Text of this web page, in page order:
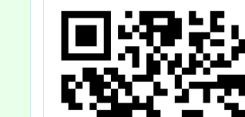
師融入領域課綱
增能研習工作坊
（國中場）」乙